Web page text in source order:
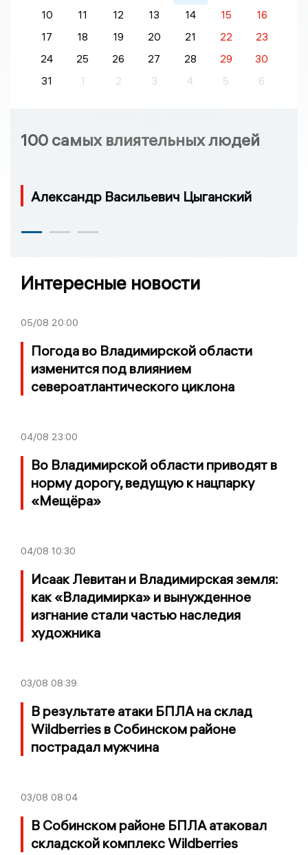
10
11 12 13 14 15
16
17
18 19 20 21 22
23
24
25 26 27 28 29
30
31
1 2 3 4 5 6
100 самых влиятельных людей
Александр Васильевич Цыганский
Интересные новости
05/08 20:00
Погода во Владимирской области
изменится под влиянием
североатлантического циклона
04/08 23:00
Во Владимирской области приводят в
норму дорогу, ведущую к нацпарку
«Мещёра»
04/08 10:30
Исаак Левитан и Владимирская земля:
как «Владимирка» и вынужденное
изгнание стали частью наследия
художника
03/08 08:39
В результате атаки БПЛА на склад
Wildberries в Собинском районе
пострадал мужчина
03/08 08:04
В Собинском районе БПЛА атаковал
складской комплекс Wildberries